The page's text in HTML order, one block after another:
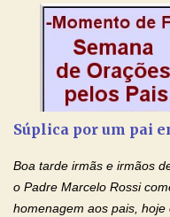
creio, Jesus, e clamo que
sobre mim e sobre todos
Jesus, que, pelo poder
possamos nos livrar de
prejudicando a nossa
(apresente aqui o seu
coração, confiante que o
ter nos dado o Senhor,
agradeço de coração ao
Súplica por um pai
Boa tarde irmãs e irmãos
o Padre Marcelo Rossi
homenagem aos pais,